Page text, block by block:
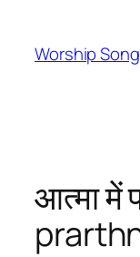
content
Worship
आत्मा में